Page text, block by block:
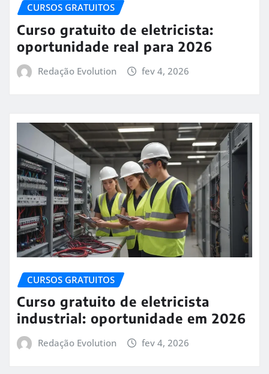
CURSOS GRATUITOS
Curso gratuito de eletricista:
oportunidade real para 2026
Redação Evolution fev 4, 2026
CURSOS GRATUITOS
Curso gratuito de eletricista
industrial: oportunidade em 2026
Redação Evolution fev 4, 2026